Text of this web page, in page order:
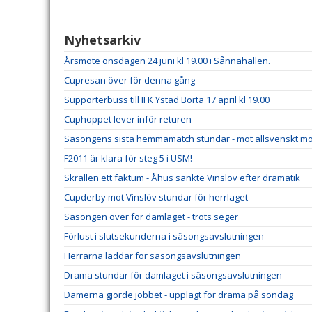
Nyhetsarkiv
Årsmöte onsdagen 24 juni kl 19.00 i Sånnahallen.
Cupresan över för denna gång
Supporterbuss till IFK Ystad Borta 17 april kl 19.00
Cuphoppet lever inför returen
Säsongens sista hemmamatch stundar - mot allsvenskt
F2011 är klara för steg 5 i USM!
Skrällen ett faktum - Åhus sänkte Vinslöv efter dramatik
Cupderby mot Vinslöv stundar för herrlaget
Säsongen över för damlaget - trots seger
Förlust i slutsekunderna i säsongsavslutningen
Herrarna laddar för säsongsavslutningen
Drama stundar för damlaget i säsongsavslutningen
Damerna gjorde jobbet - upplagt för drama på söndag